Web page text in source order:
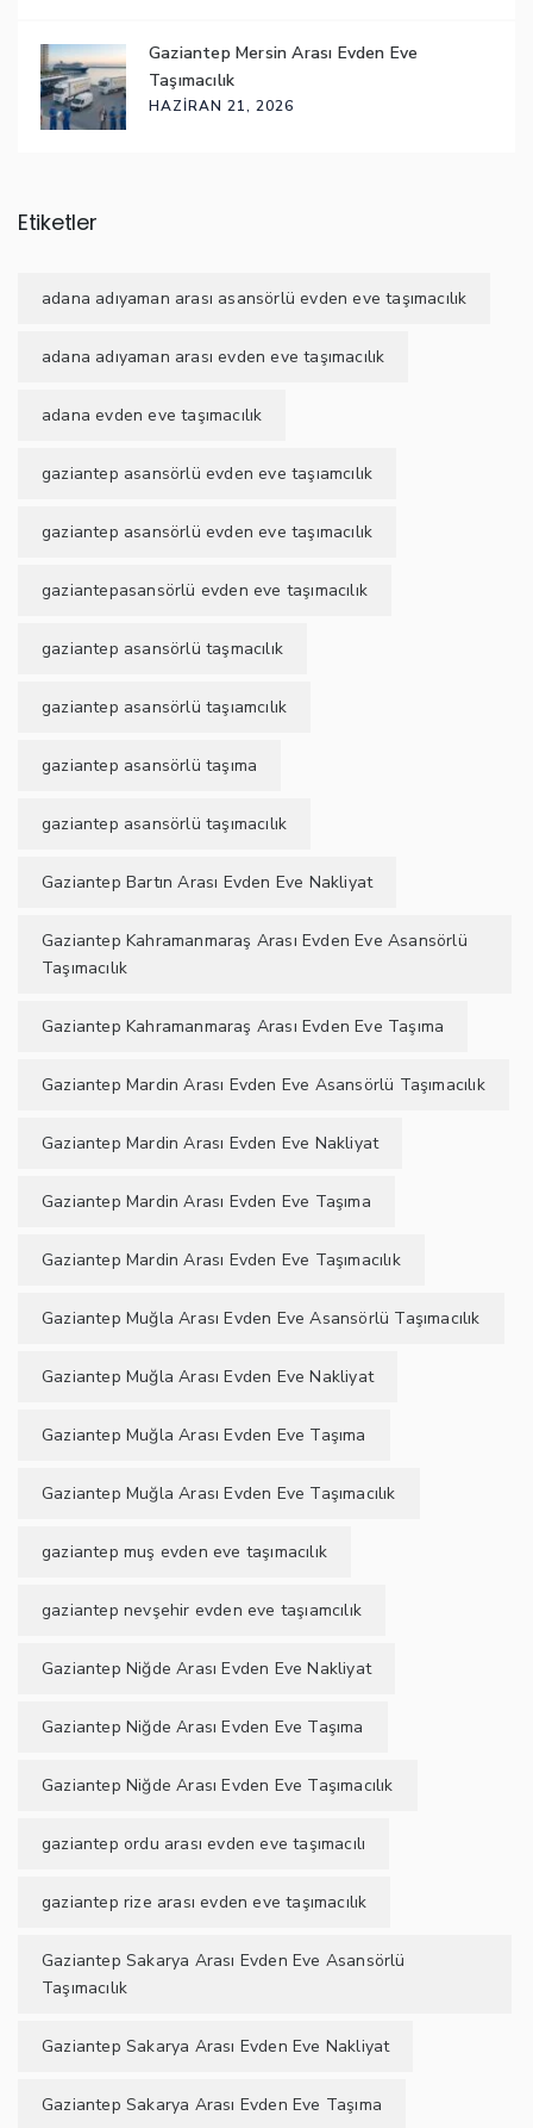
Gaziantep Mersin Arası Evden Eve
Taşımacılık
HAZIRAN 21, 2026
Etiketler
adana adıyaman arası asansörlü evden eve taşımacılık
adana adıyaman arası evden eve taşımacılık
adana evden eve taşımacılık
gaziantep asansörlü evden eve taşıamcılık
gaziantep asansörlü evden eve taşımacılık
gaziantepasansörlü evden eve taşımacılık
gaziantep asansörlü taşmacılık
gaziantep asansörlü taşıamcılık
gaziantep asansörlü taşıma
gaziantep asansörlü taşımacılık
Gaziantep Bartın Arası Evden Eve Nakliyat
Gaziantep Kahramanmaraş Arası Evden Eve Asansörlü
Taşımacılık
Gaziantep Kahramanmaraş Arası Evden Eve Taşıma
Gaziantep Mardin Arası Evden Eve Asansörlü Taşımacılık
Gaziantep Mardin Arası Evden Eve Nakliyat
Gaziantep Mardin Arası Evden Eve Taşıma
Gaziantep Mardin Arası Evden Eve Taşımacılık
Gaziantep Muğla Arası Evden Eve Asansörlü Taşımacılık
Gaziantep Muğla Arası Evden Eve Nakliyat
Gaziantep Muğla Arası Evden Eve Taşıma
Gaziantep Muğla Arası Evden Eve Taşımacılık
gaziantep muş evden eve taşımacılık
gaziantep nevşehir evden eve taşıamcılık
Gaziantep Niğde Arası Evden Eve Nakliyat
Gaziantep Niğde Arası Evden Eve Taşıma
Gaziantep Niğde Arası Evden Eve Taşımacılık
gaziantep ordu arası evden eve taşımacılı
gaziantep rize arası evden eve taşımacılık
Gaziantep Sakarya Arası Evden Eve Asansörlü
Taşımacılık
Gaziantep Sakarya Arası Evden Eve Nakliyat
Gaziantep Sakarya Arası Evden Eve Taşıma